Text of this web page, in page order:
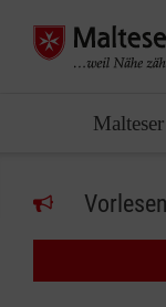
Vorlesen